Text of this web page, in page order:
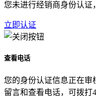
您未进行经销商身份认证
立即认证
查看电话
您的身份认证信息正在审
留言和查看电话，可拨打